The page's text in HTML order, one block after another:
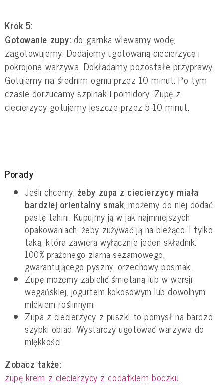
Krok 5:
Gotowanie zupy: do garnka wlewamy wodę,
zagotowujemy. Dodajemy ugotowaną ciecierzycę i
pokrojone warzywa. Dokładamy pozostałe przyprawy.
Gotujemy na średnim ogniu przez 10 minut. Po tym
czasie dorzucamy szpinak i pomidory. Zupę z
ciecierzycy gotujemy jeszcze przez 5-10 minut.
Porady
Jeśli chcemy, żeby zupa z ciecierzycy miała
bardziej orientalny smak, możemy do niej dodać
pastę tahini. Kupujmy ją w jak najmniejszych
opakowaniach, żeby zużywać ją na bieżąco. I tylko
taką, która zawiera wyłącznie jeden składnik:
100% prażonego ziarna sezamowego,
gwarantującego pyszny, orzechowy posmak.
Zupę możemy zabielić śmietaną lub w wersji
wegańskiej, jogurtem kokosowym lub dowolnym
mlekiem roślinnym.
Zupa z ciecierzycy z puszki to pomysł na bardzo
szybki obiad. Wystarczy ugotować warzywa do
miękkości.
Zobacz także:
zupę krem z ciecierzycy z dodatkiem boczku.